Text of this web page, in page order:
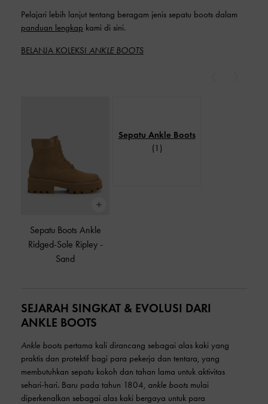
Pelajari lebih lanjut tentang beragam jenis sepatu boots dalam
panduan lengkap kami di sini.
BELANJA KOLEKSI ANKLE BOOTS
Sepatu Boots Ankle
Ridged-Sole Ripley -
Sand
Sepatu Ankle Boots
(1)
SEJARAH SINGKAT & EVOLUSI DARI
ANKLE BOOTS
Ankle boots pertama kali dirancang sebagai alas kaki yang
praktis dan protektif bagi para pekerja dan tentara, yang
membutuhkan sepatu kokoh dan tahan lama untuk aktivitas
sehari-hari. Baru pada tahun 1804, ankle boots mulai
diperkenalkan sebagai alas kaki bergaya untuk para